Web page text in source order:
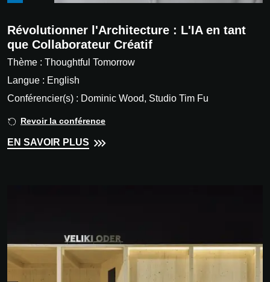
Révolutionner l'Architecture : L'IA en tant
que Collaborateur Créatif
Thème : Thoughtful Tomorrow
Langue : English
Conférencier(s) : Dominic Wood, Studio Tim Fu
Revoir la conférence
EN SAVOIR PLUS